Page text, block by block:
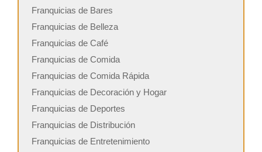
Franquicias de Bares
Franquicias de Belleza
Franquicias de Café
Franquicias de Comida
Franquicias de Comida Rápida
Franquicias de Decoración y Hogar
Franquicias de Deportes
Franquicias de Distribución
Franquicias de Entretenimiento